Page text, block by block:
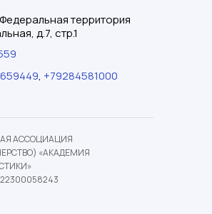
территория
д.7, стр.1
, +79284581000
АССОЦИАЦИЯ
«АКАДЕМИЯ